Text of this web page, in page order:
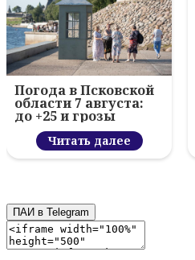
Погода в Псковской
области 7 августа:
до +25 и грозы
Читать далее
ПАИ в Telegram